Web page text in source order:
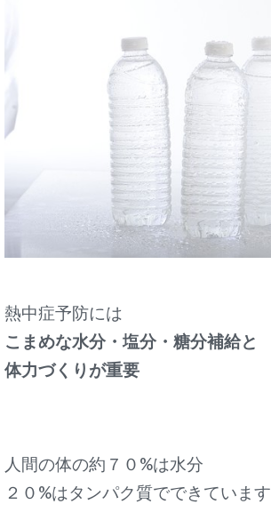
熱中症予防には
こまめな水分・塩分・糖分補給と
体力づくりが重要
人間の体の約７０%は水分
２０%はタンパク質でできています